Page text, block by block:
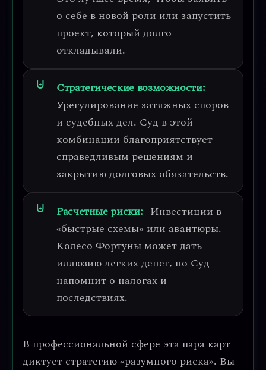
о себе в новой роли или запустить
проект, который долго
откладывали.
Стратегические возможности:
Урегулирование затяжных споров
и судебных дел. Суд в этой
комбинации благоприятствует
справедливым решениям и
закрытию долговых обязательств.
Расчетные риски: Инвестиции в
«быстрые схемы» или авантюры.
Колесо Фортуны может дать
иллюзию легких денег, но Суд
напомнит о налогах и
последствиях.
В профессиональной сфере эта пара карт
диктует стратегию «разумного риска». Вы